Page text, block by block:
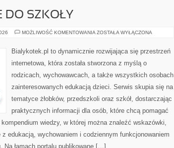
DO SZKOŁY
MOŻLIWOŚĆ KOMENTOWANIA PRZYGOTOWANIE
ZOSTAŁA WYŁĄCZONA
Bialykotek.pl to dynamicznie rozwijająca się przestrzeń
internetowa, która została stworzona z myślą o
rodzicach, wychowawcach, a także wszystkich osobach
zainteresowanych edukacją dzieci. Serwis skupia się na
tematyce żłobków, przedszkoli oraz szkół, dostarczając
praktycznych informacji dla osób, które chcą pomagać
wiedzy, w której można znaleźć wskazówki,
edukacją, wychowaniem i codziennym funkcjonowaniem
Na łamach portalu publikowane […]